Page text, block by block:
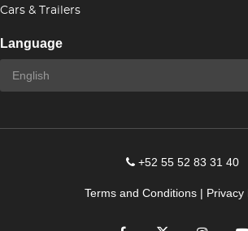
Cars & Trailers
Language
+52 55 52 83 31 40
Terms and Conditions | Privacy